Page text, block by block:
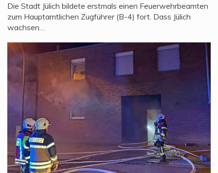
Die Stadt Jülich bildete erstmals einen Feuerwehrbeamten
zum Hauptamtlichen Zugführer (B-4) fort. Dass Jülich
wachsen…